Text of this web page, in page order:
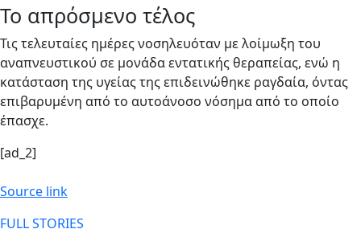
Το απρόσμενο τέλος
Τις τελευταίες ημέρες νοσηλευόταν με λοίμωξη του
αναπνευστικού σε μονάδα εντατικής θεραπείας, ενώ η
κατάσταση της υγείας της επιδεινώθηκε ραγδαία, όντας
επιβαρυμένη από το αυτοάνοσο νόσημα από το οποίο
έπασχε.
[ad_2]
Source link
FULL STORIES